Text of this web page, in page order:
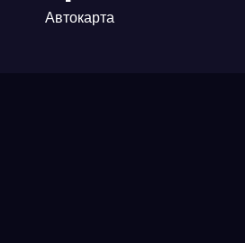
Автокарта